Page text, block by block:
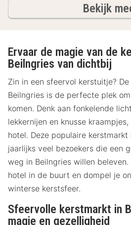
Bekijk
Ervaar de magie van de
Beilngries van dichtbij
Zin in een sfeervol kerstuitje?
Beilngries is de perfecte plek
komen. Denk aan fonkelende
lekkernijen en knusse
hotel. Deze populaire
jaarlijks veel bezoekers die een
weg in Beilngries willen
hotel in de buurt en dompel je
winterse kerstsfeer.
Sfeervolle kerstmarkt in
magie en gezelligheid